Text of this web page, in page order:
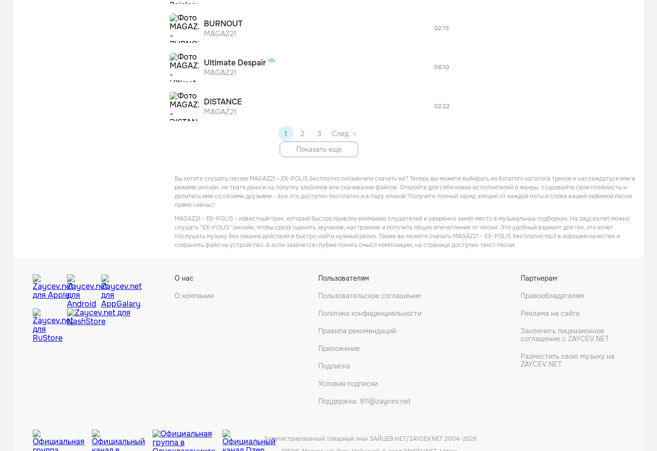
BURNOUT
MAGAZ21
02:15
Ultimate Despair
MAGAZ21
06:10
DISTANCE
MAGAZ21
02:22
1 2 3
След. >
Показать еще
Вы хотите слушать песню MAGAZ21 - EX-POLIS бесплатно онлайн или скачать ее? Теперь вы можете выбирать из богатого каталога треков и наслаждаться ими в
режиме онлайн, не тратя деньги на покупку альбомов или скачивание файлов. Откройте для себя новых исполнителей и жанры, создавайте свои плейлисты и
делитесь ими со своими друзьями - все это доступно бесплатно и в пару кликов! Получите полный заряд эмоций от каждой ноты и слова вашей любимой песни
прямо сейчас!
MAGAZ21 - EX-POLIS - известный трек, который быстро привлек внимание слушателей и уверенно занял место в музыкальных подборках. На zaycev.net можно
слушать “EX-POLIS” онлайн, чтобы сразу оценить звучание, настроение и получить общее впечатление от песни. Это удобный вариант для тех, кто хочет
послушать музыку без лишних действий и быстро найти нужный релиз. Также вы можете скачать MAGAZ21 - EX-POLIS бесплатно mp3 в хорошем качестве и
сохранить файл на устройство. А если захочется глубже понять смысл композиции, на странице доступен текст песни.
О нас
О компании
Пользователям
Пользовательское соглашение
Политика конфиденциальности
Правила рекомендаций
Приложение
Подписка
Условия подписки
Поддержка: 911@zaycev.net
Партнерам
Правообладателям
Реклама на сайте
Заключить лицензионное
соглашение с ZAYCEV.NET
Разместить свою музыку на
ZAYCEV.NET
Зарегистрированный товарный знак ЗАЙЦЕВ.НЕТ/ZAYCEV.NET 2004-2026